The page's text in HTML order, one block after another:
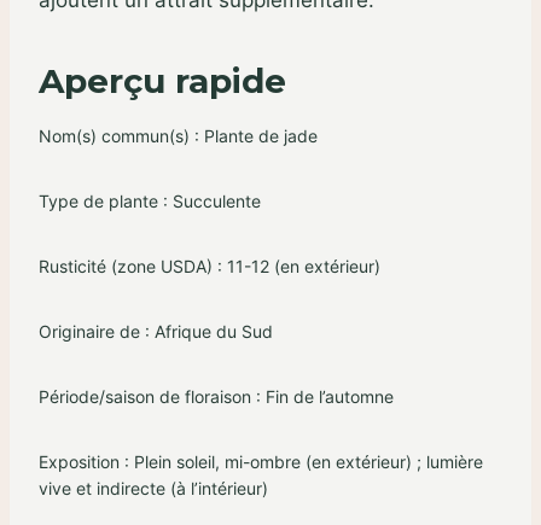
Aperçu rapide
Nom(s) commun(s) : Plante de jade
Type de plante : Succulente
Rusticité (zone USDA) : 11-12 (en extérieur)
Originaire de : Afrique du Sud
Période/saison de floraison : Fin de l’automne
Exposition : Plein soleil, mi-ombre (en extérieur) ; lumière
vive et indirecte (à l’intérieur)